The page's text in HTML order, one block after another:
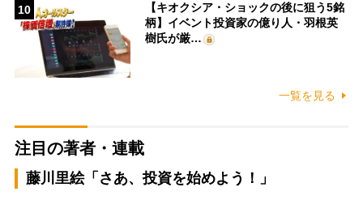
10
【キオクシア・ショックの後に狙う5銘
柄】イベント投資家の億り人・羽根英
樹氏が厳…
一覧を見る
注目の著者・連載
藤川里絵「さあ、投資を始めよう！」